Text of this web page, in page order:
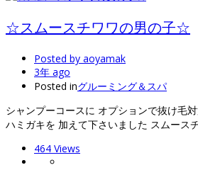
☆スムースチワワの男の子☆
Posted by aoyamak
3年 ago
Posted inグルーミング＆スパ
シャンプーコースに オプションで抜け毛
ハミガキを 加えて下さいました スムース
464 Views